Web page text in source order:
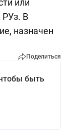
или
РУз. В
назначен
Поделиться
быть